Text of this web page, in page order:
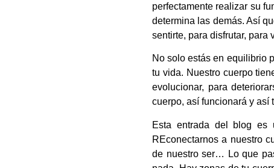
perfectamente realizar su
determina las demás. Así
sentirte, para disfrutar,
No solo estás en equilibrio
tu vida. Nuestro cuerpo
evolucionar, para
cuerpo, así funcionará y así
Esta entrada del blog es
REconectarnos a nuestro
de nuestro ser… Lo que